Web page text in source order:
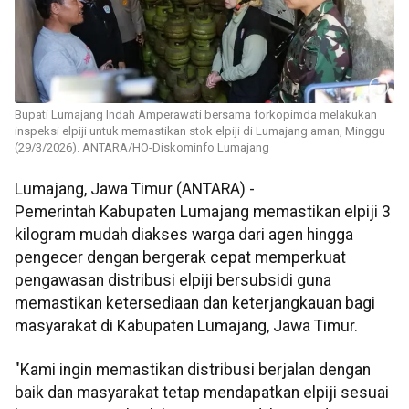
Bupati Lumajang Indah Amperawati bersama forkopimda melakukan
inspeksi elpiji untuk memastikan stok elpiji di Lumajang aman, Minggu
(29/3/2026). ANTARA/HO-Diskominfo Lumajang
Lumajang, Jawa Timur (ANTARA) -
Pemerintah Kabupaten Lumajang memastikan elpiji 3
kilogram mudah diakses warga dari agen hingga
pengecer dengan bergerak cepat memperkuat
pengawasan distribusi elpiji bersubsidi guna
memastikan ketersediaan dan keterjangkauan bagi
masyarakat di Kabupaten Lumajang, Jawa Timur.
"Kami ingin memastikan distribusi berjalan dengan
baik dan masyarakat tetap mendapatkan elpiji sesuai